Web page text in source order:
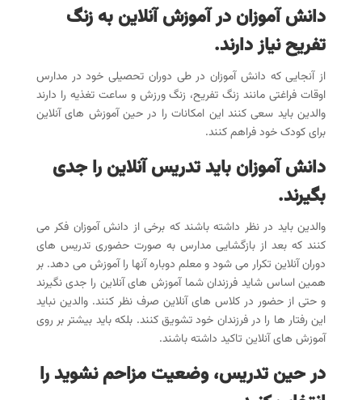
دانش آموزان در آموزش آنلاین به زنگ
تفریح نیاز دارند.
از آنجایی که دانش آموزان در طی دوران تحصیلی خود در مدارس
اوقات فراغتی مانند زنگ تفریح، زنگ ورزش و ساعت تغذیه را دارند
والدین باید سعی کنند این امکانات را در حین آموزش های آنلاین
برای کودک خود فراهم کنند.
دانش آموزان باید تدریس آنلاین را جدی
بگیرند.
والدین باید در نظر داشته باشند که برخی از دانش آموزان فکر می
کنند که بعد از بازگشایی مدارس به صورت حضوری تدریس های
دوران آنلاین تکرار می شود و معلم دوباره آنها را آموزش می دهد. بر
همین اساس شاید فرزندان شما آموزش های آنلاین را جدی نگیرند
و حتی از حضور در کلاس های آنلاین صرف نظر کنند. والدین نباید
این رفتار ها را در فرزندان خود تشویق کنند. بلکه باید بیشتر بر روی
آموزش های آنلاین تاکید داشته باشند.
در حین تدریس، وضعیت مزاحم نشوید را